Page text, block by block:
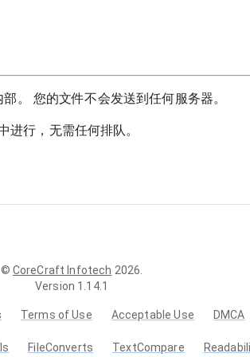
。 您的文件不会发送到任何服务器。
进行，无需任何排队。
© CoreCraft Infotech 2026
Version 1.14.1
Terms of Use Acceptable Use DMCA
FileConverts TextCompare